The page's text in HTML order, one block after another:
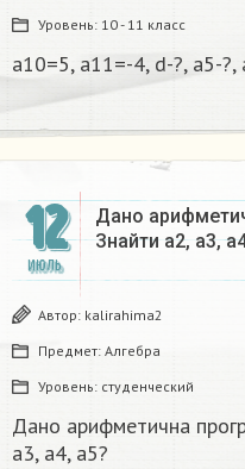
Уровень: 10 - 11 класс
a10=5, a11=-4, d-?, a5-?,
12
ИЮЛЬ
Дано
Знайти a2, a3,
Автор: kalirahima2
Предмет: Алгебра
Уровень: студенческий
Дано арифметична
a3, a4, a5?